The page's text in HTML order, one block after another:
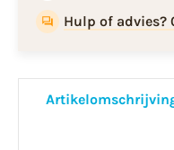
Hulp of advies?